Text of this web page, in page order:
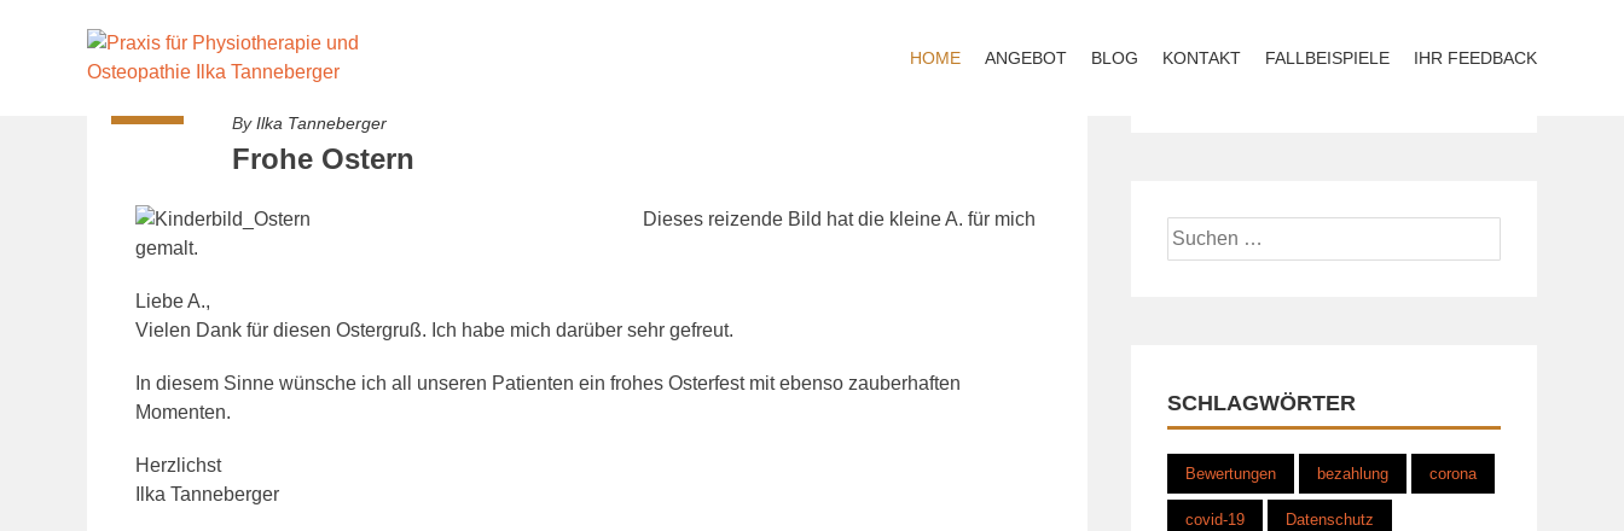
HOME ANGEBOT BLOG KONTAKT FALLBEISPIELE IHR FEEDBACK
26
ByIlka Tanneberger
Frohe Ostern
Dieses reizende Bild hat die kleine A. für mich
gemalt.
Liebe A.,
Vielen Dank für diesen Ostergruß. Ich habe mich darüber sehr gefreut.
In diesem Sinne wünsche ich all unseren Patienten ein frohes Osterfest mit ebenso zauberhaften
Momenten.
Herzlichst
Ilka Tanneberger
Suchen
nach:
SCHLAGWÖRTER
Bewertungen bezahlung corona
covid-19 Datenschutz